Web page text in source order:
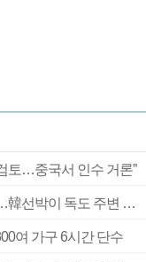
토…중국서 인수 거론”
[속보] 여전히 ‘독도는 우리땅’ 외치는 日…韓선박이 독도 주변 해양조사 활동하자 반발
여 가구 6시간 단수